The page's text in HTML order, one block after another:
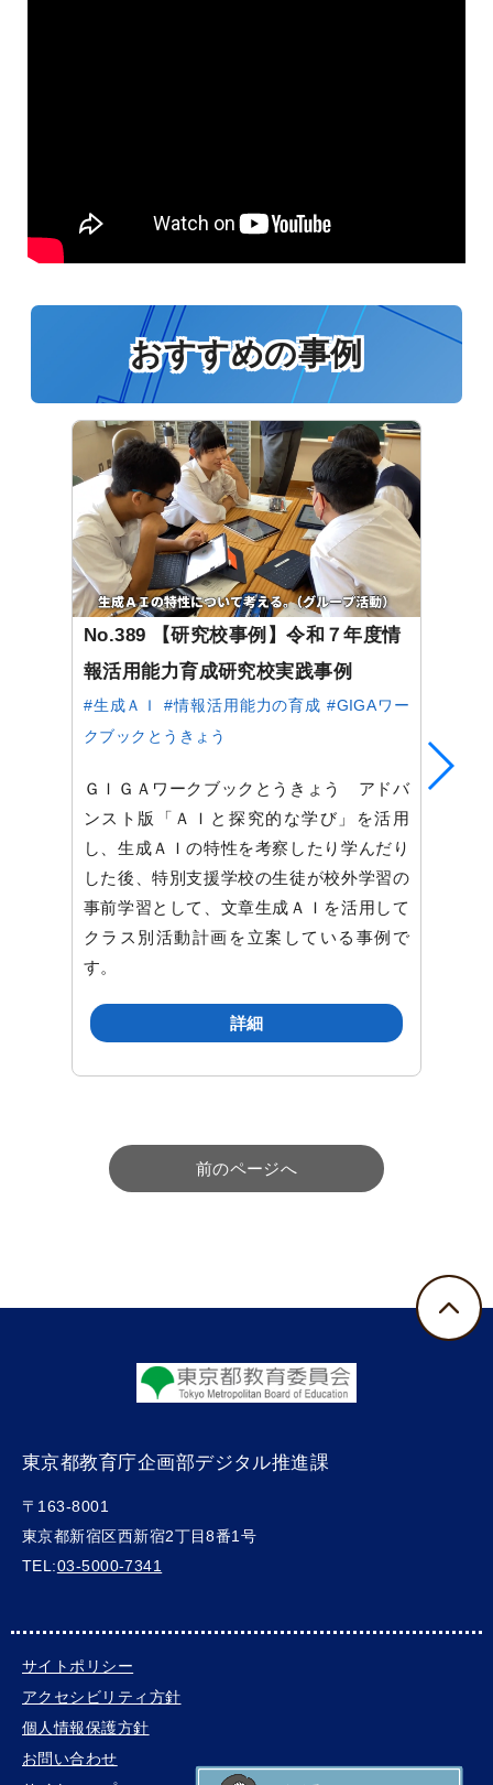
おすすめの事例
No.389 【研究校事例】令和７年度情
報活用能力育成研究校実践事例
#生成ＡＩ #情報活用能力の育成 #GIGAワー
クブックとうきょう
ＧＩＧＡワークブックとうきょう アドバ
ンスト版「ＡＩと探究的な学び」を活用
し、生成ＡＩの特性を考察したり学んだり
した後、特別支援学校の生徒が校外学習の
事前学習として、文章生成ＡＩを活用して
クラス別活動計画を立案している事例で
す。
詳細
前のページへ
東京都教育庁企画部デジタル推進課
〒163-8001
東京都新宿区西新宿2丁目8番1号
TEL:03-5000-7341
サイトポリシー
アクセシビリティ方針
個人情報保護方針
お問い合わせ